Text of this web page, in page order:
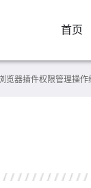
首页
览器插件权限管理操作